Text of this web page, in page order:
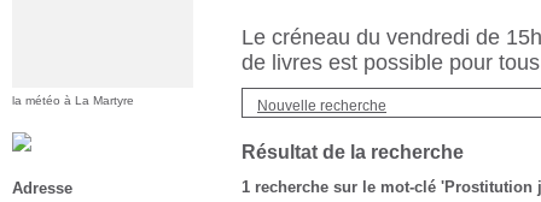
Le créneau du vendredi de
de livres est possible pour
Nouvelle recherche
Résultat de la recherche
1 recherche sur le mot-clé 'Prostitution
la météo à La Martyre
Adresse